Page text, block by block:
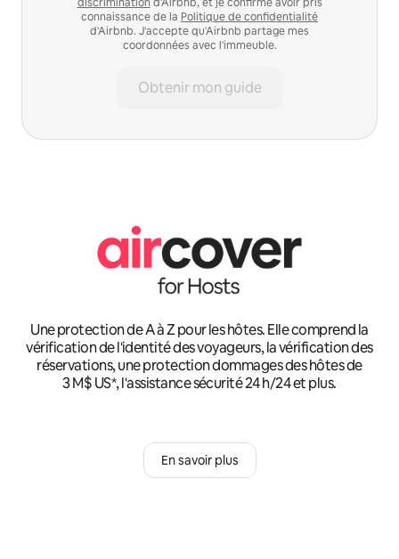
connaissance de la Politique de confidentialité
d'Airbnb. J'accepte qu'Airbnb partage mes
coordonnées avec l'immeuble.
Obtenir mon guide
Une protection de A à Z pour les hôtes. Elle comprend la
vérification de l'identité des voyageurs, la vérification des
réservations, une protection dommages des hôtes de
3 M$ US*, l'assistance sécurité 24 h/24 et plus.
En savoir plus